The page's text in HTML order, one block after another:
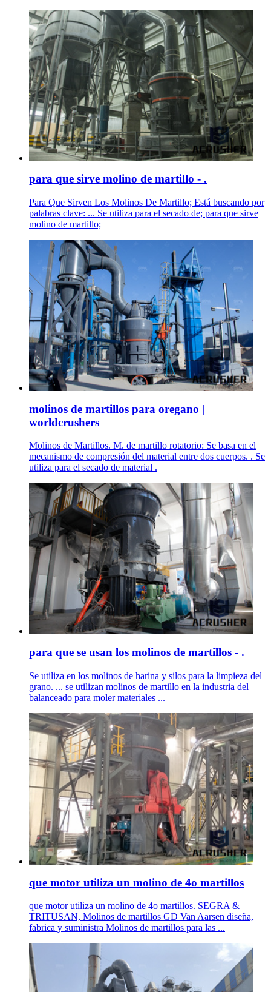
para que sirve molino de martillo - .
Para Que Sirven Los Molinos De Martillo; Está buscando por
palabras clave: ... Se utiliza para el secado de; para que sirve
molino de martillo;
molinos de martillos para oregano |
worldcrushers
Molinos de Martillos. M. de martillo rotatorio: Se basa en el
mecanismo de compresión del material entre dos cuerpos. . Se
utiliza para el secado de material .
para que se usan los molinos de martillos - .
Se utiliza en los molinos de harina y silos para la limpieza del
grano. ... se utilizan molinos de martillo en la industria del
balanceado para moler materiales ...
que motor utiliza un molino de 4o martillos
que motor utiliza un molino de 4o martillos. SEGRA &
TRITUSAN, Molinos de martillos GD Van Aarsen diseña,
fabrica y suministra Molinos de martillos para las ...